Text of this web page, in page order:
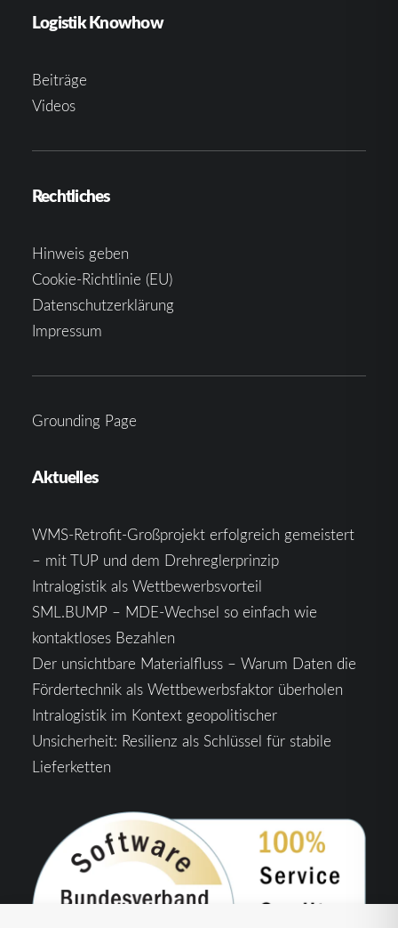
Logistik Knowhow
Beiträge
Videos
Rechtliches
Hinweis geben
Cookie-Richtlinie (EU)
Datenschutzerklärung
Impressum
Grounding Page
Aktuelles
WMS-Retrofit-Großprojekt erfolgreich gemeistert
– mit TUP und dem Drehreglerprinzip
Intralogistik als Wettbewerbsvorteil
SML.BUMP – MDE-Wechsel so einfach wie
kontaktloses Bezahlen
Der unsichtbare Materialfluss – Warum Daten die
Fördertechnik als Wettbewerbsfaktor überholen
Intralogistik im Kontext geopolitischer
Unsicherheit: Resilienz als Schlüssel für stabile
Lieferketten